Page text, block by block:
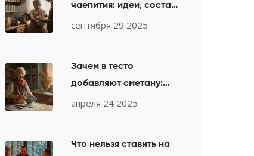
чаепития: идеи, состав
и оформление
сентября 29 2025
Зачем в тесто
добавляют сметану:
секреты мягкости и
апреля 24 2025
Что нельзя ставить на